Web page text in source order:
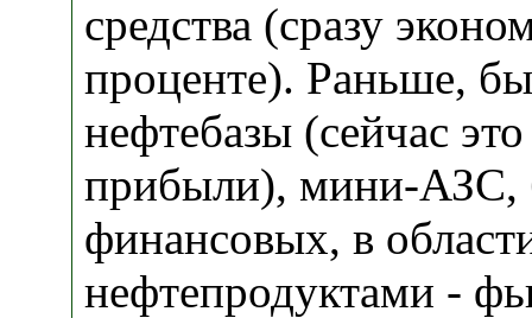
средства (сразу
проценте). Раньше,
нефтебазы (сейчас
прибыли), мини-АЗС,
финансовых, в
нефтепродуктами -